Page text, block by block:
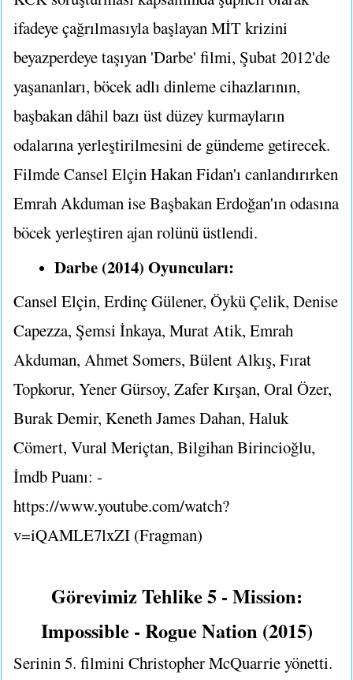
ifadeye çağrılmasıyla başlayan MİT krizini
beyazperdeye taşıyan 'Darbe' filmi, Şubat 2012'de
yaşananları, böcek adlı dinleme cihazlarının,
başbakan dâhil bazı üst düzey kurmayların
odalarına yerleştirilmesini de gündeme getirecek.
Filmde Cansel Elçin Hakan Fidan'ı canlandırırken
Emrah Akduman ise Başbakan Erdoğan'ın odasına
böcek yerleştiren ajan rolünü üstlendi.
Darbe (2014) Oyuncuları:
Cansel Elçin, Erdinç Gülener, Öykü Çelik, Denise
Capezza, Şemsi İnkaya, Murat Atik, Emrah
Akduman, Ahmet Somers, Bülent Alkış, Fırat
Topkorur, Yener Gürsoy, Zafer Kırşan, Oral Özer,
Burak Demir, Keneth James Dahan, Haluk
Cömert, Vural Meriçtan, Bilgihan Birincioğlu,
İmdb Puanı: -
https://www.youtube.com/watch?
v=iQAMLE7lxZI (Fragman)
Görevimiz Tehlike 5 - Mission:
Impossible - Rogue Nation (2015)
Serinin 5. filmini Christopher McQuarrie yönetti.